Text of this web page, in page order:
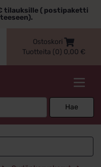
tilauksille ( postipaketti
Ostoskori
Tuotteita (0) 0,00 €
Hae